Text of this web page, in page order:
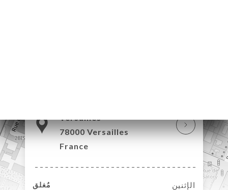
Versailles
78000 Versailles
France
الإثنين مُغلق